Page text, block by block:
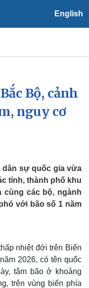
English
thời tiết
dục
VOV
Bộ, cảnh
nguy cơ
dân sự quốc gia vừa
tỉnh, thành phố khu
cùng các bộ, ngành
với bão số 1 năm
nhiệt đới trên Biển
2026, có tên quốc
tâm bão ở khoảng
trên vùng biển phía